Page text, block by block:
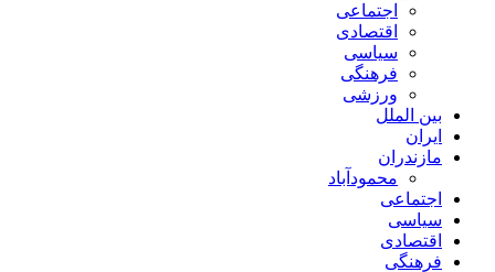
اجتماعی
اقتصادی
سیاسی
فرهنگی
ورزشی
بین الملل
ایران
مازندران
محمودآباد
اجتماعی
سیاسی
اقتصادی
فرهنگی